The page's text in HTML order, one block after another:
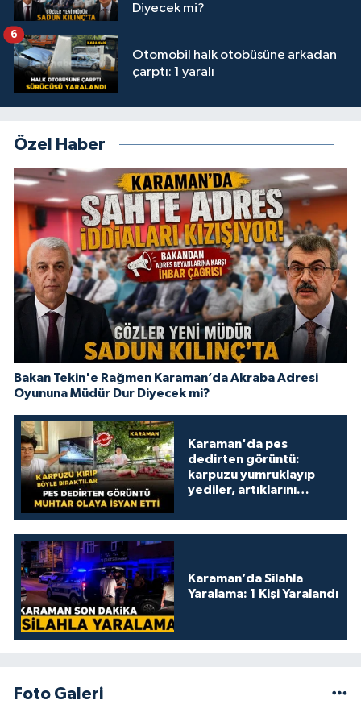
Diyecek mi?
Otomobil halk otobüsüne arkadan
çarptı: 1 yaralı
6
Özel Haber
Bakan Tekin'e Rağmen Karaman’da Akraba Adresi
Oyununa Müdür Dur Diyecek mi?
Karaman'da pes
dedirten görüntü:
karpuzu yumruklayıp
yediler, artıklarını
Karaman’da Silahla
Yaralama: 1 Kişi Yaralandı
Foto Galeri